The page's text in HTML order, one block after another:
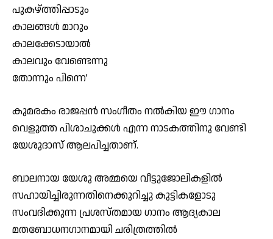
പുകഴ്ത്തിപ്പാടും
കാലങ്ങൾ മാറും
കാലക്കേടായാൽ
കാലവും വേണ്ടെന്നു
തോന്നും പിന്നെ’
കുമരകം രാജപ്പൻ സംഗീതം നൽകിയ ഈ ഗാനം
വെളുത്ത പിശാചുക്കൾ എന്ന നാടകത്തിനു വേണ്ടി
യേശുദാസ് ആലപിച്ചതാണ്.
ബാലനായ യേശു അമ്മയെ വീട്ടുജോലികളിൽ
സഹായിച്ചിരുന്നതിനെക്കുറിച്ചു കുട്ടികളോടു
സംവദിക്കുന്ന പ്രശസ്തമായ ഗാനം ആദ്യകാല
മതബോധനഗാനമായി ചരിത്രത്തിൽ